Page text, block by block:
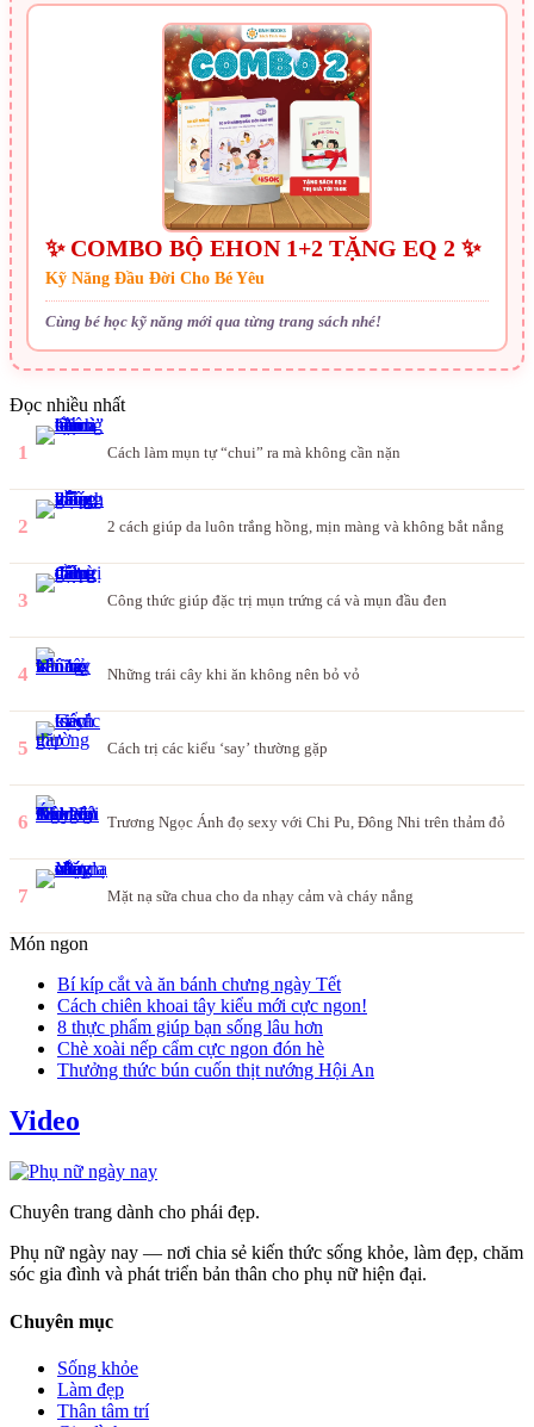
✨ COMBO BỘ EHON 1+2 TẶNG EQ 2 ✨
Kỹ Năng Đầu Đời Cho Bé Yêu
Cùng bé học kỹ năng mới qua từng trang sách nhé!
Đọc nhiều nhất
1 Cách làm mụn tự “chui” ra mà không cần nặn
2 2 cách giúp da luôn trắng hồng, mịn màng và không bắt nắng
3 Công thức giúp đặc trị mụn trứng cá và mụn đầu đen
4 Những trái cây khi ăn không nên bỏ vỏ
5 Cách trị các kiểu ‘say’ thường gặp
6 Trương Ngọc Ánh đọ sexy với Chi Pu, Đông Nhi trên thảm đỏ
7 Mặt nạ sữa chua cho da nhạy cảm và cháy nắng
Món ngon
Bí kíp cắt và ăn bánh chưng ngày Tết
Cách chiên khoai tây kiểu mới cực ngon!
8 thực phẩm giúp bạn sống lâu hơn
Chè xoài nếp cẩm cực ngon đón hè
Thưởng thức bún cuốn thịt nướng Hội An
Video
Chuyên trang dành cho phái đẹp.
Phụ nữ ngày nay — nơi chia sẻ kiến thức sống khỏe, làm đẹp, chăm
sóc gia đình và phát triển bản thân cho phụ nữ hiện đại.
Chuyên mục
Sống khỏe
Làm đẹp
Thân tâm trí